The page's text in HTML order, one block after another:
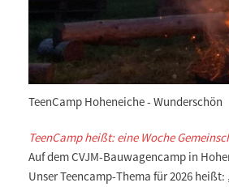
TeenCamp Hoheneiche - Wunderschön
TeenCamp heißt: eine Woche
Auf dem CVJM-Bauwagencamp in
Unser Teencamp-Thema für 2026